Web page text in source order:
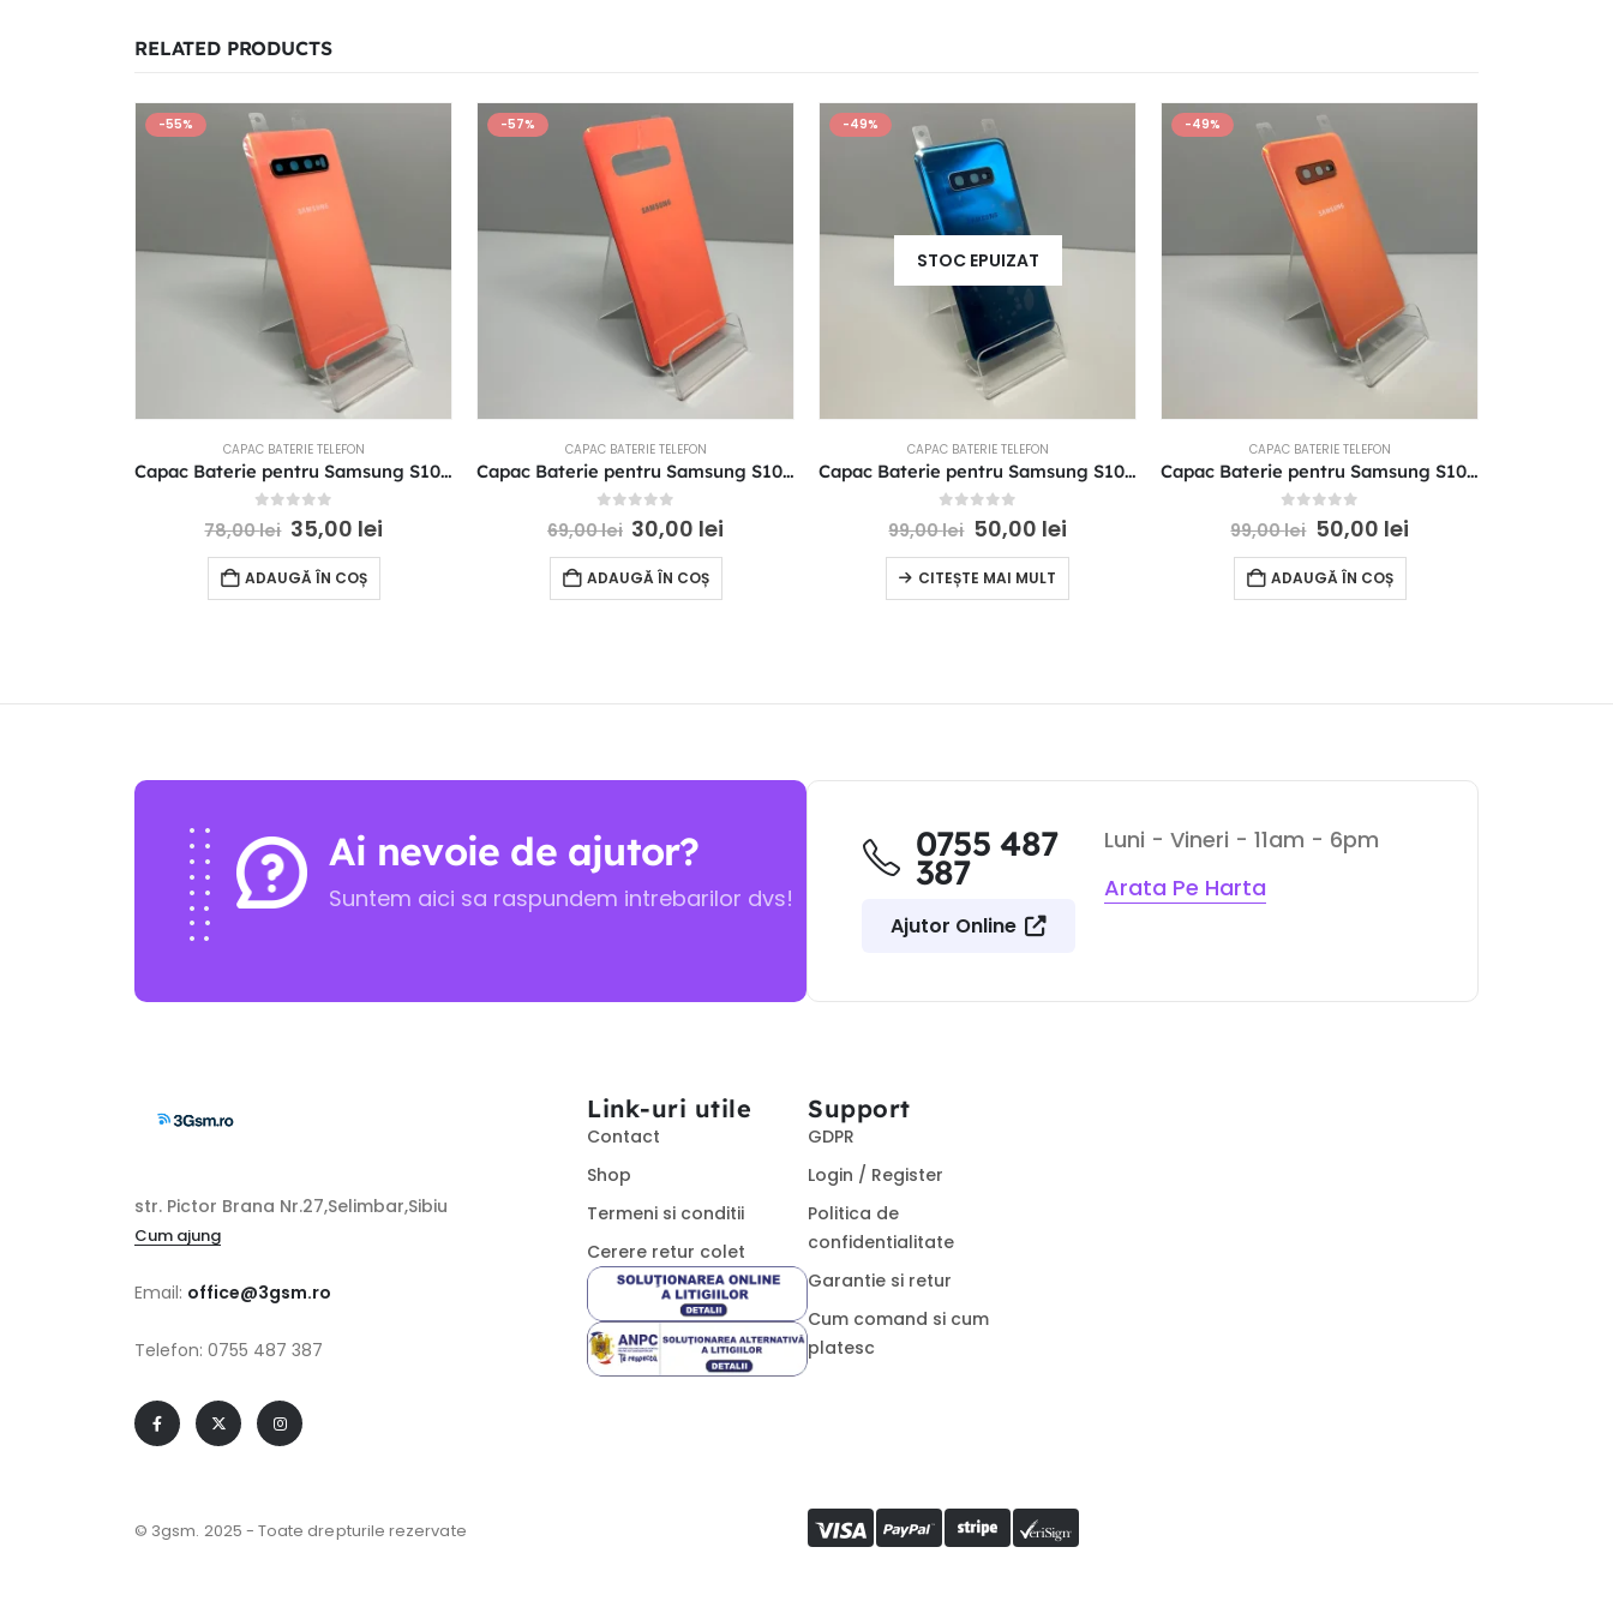
RELATED PRODUCTS
-55%
CAPAC BATERIE TELEFON
Capac Baterie pentru Samsung S10 Orange-Coral
out of 5
78,00lei 35,00 lei
ADAUGĂ ÎN COȘ
-57%
CAPAC BATERIE TELEFON
Capac Baterie pentru Samsung S10 Orange-Coral fara sticla camera
out of 5
69,00lei 30,00 lei
ADAUGĂ ÎN COȘ
-49%
STOC EPUIZAT
CAPAC BATERIE TELEFON
Capac Baterie pentru Samsung S10e Blue/Albastru
out of 5
99,00lei 50,00 lei
CITEȘTE MAI MULT
-49%
CAPAC BATERIE TELEFON
Capac Baterie pentru Samsung S10e Orange-Coral
out of 5
99,00lei 50,00 lei
ADAUGĂ ÎN COȘ
Ai nevoie de ajutor?
Suntem aici sa raspundem intrebarilor dvs!
0755 487
387
Ajutor Online
Luni - Vineri - 11am - 6pm
Arata Pe Harta
str. Pictor Brana Nr.27,Selimbar,Sibiu
Cum ajung
Email: office@3gsm.ro
Telefon: 0755 487 387
Link-uri utile
Contact
Shop
Termeni si conditii
Cerere retur colet
Support
GDPR
Login / Register
Politica de
confidentialitate
Garantie si retur
Cum comand si cum
platesc
© 3gsm. 2025 - Toate drepturile rezervate